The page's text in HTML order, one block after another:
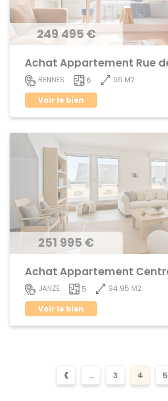
249 495 €
RENNES 6
96 M2
Voir le bien
251 995 €
JANZE 5
94.95 M2
Voir le bien
‹ ... 3 4 5